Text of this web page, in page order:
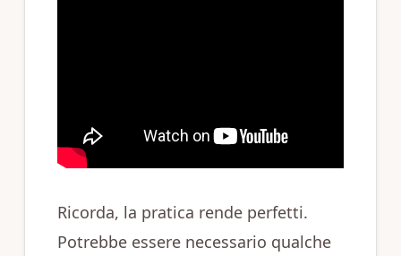
Ricorda, la pratica rende perfetti.
Potrebbe essere necessario qualche